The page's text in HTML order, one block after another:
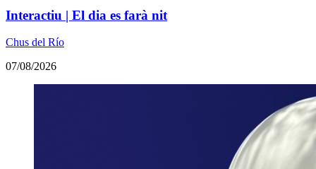
Interactiu | El dia es farà nit
Chus del Río
07/08/2026